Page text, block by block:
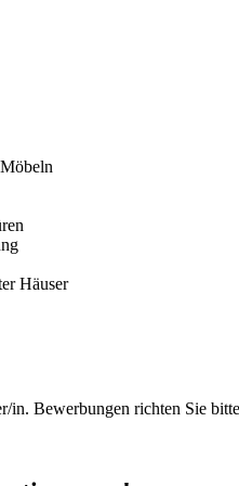
Häuser
in. Bewerbungen richten Sie